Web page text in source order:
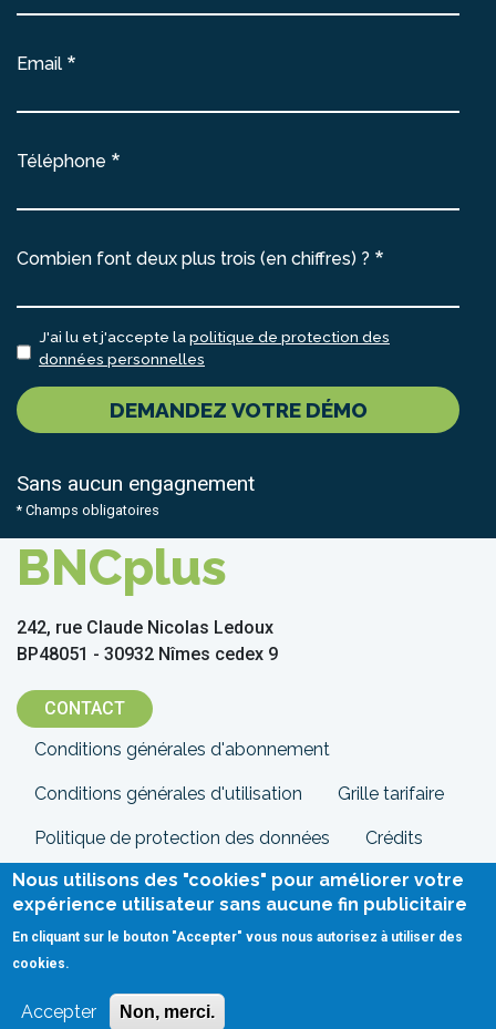
Email
Téléphone
Combien font deux plus trois (en chiffres) ?
J'ai lu et j'accepte la politique de protection des
données personnelles
DEMANDEZ VOTRE DÉMO
Sans aucun engagnement
* Champs obligatoires
BNCplus
242, rue Claude Nicolas Ledoux
BP48051 - 30932 Nîmes cedex 9
CONTACT
Menu
Pied
de
page
Conditions générales d'abonnement
Conditions générales d'utilisation Grille tarifaire
Politique de protection des données Crédits
Mentions légales Contact
Nous utilisons des "cookies" pour améliorer votre
expérience utilisateur sans aucune fin publicitaire
En cliquant sur le bouton "Accepter" vous nous autorisez à utiliser des
cookies.
Accepter Non, merci.Sur cette page